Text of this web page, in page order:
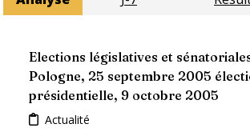
Elections législatives et
Pologne, 25 septembre 2005
présidentielle, 9 octobre 2005
Actualité